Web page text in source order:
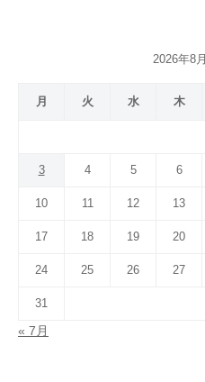
2026年8月
月 火 水 木
3 4 5 6
10 11 12 13
17 18 19 20
24 25 26 27
31
« 7月